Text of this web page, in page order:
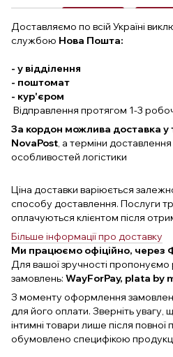
Доставляємо по всій Україні
службою Нова Пошта:
- у відділення
- поштомат
- кур'єром
Відправлення протягом 1-3
За кордон можлива доставка у
NovaPost , а терміни
особливостей логістики
Ціна доставки варіюється залежно
способу доставлення. Послуги
оплачуються клієнтом після
Більше інформації про доставку
Ми працюємо офіційно,
Для вашої зручності пропонуємо
замовлень: WayForPay, plata by
З моменту оформлення
для його оплати. Зверніть
інтимні товари лише після
обумовлено специфікою